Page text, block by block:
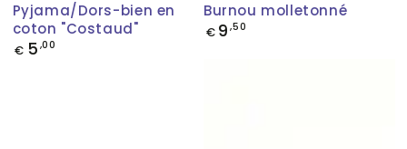
Pyjama/Dors-bien en
coton "Costaud"
Prix
€ 5 ,00
Burnou molletonné
Prix
€ 9 ,50